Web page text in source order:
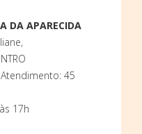
DA APARECIDA
45
17h